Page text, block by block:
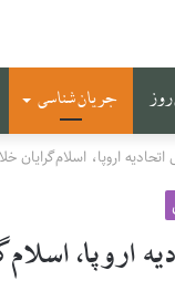
روز جریان شناسی
اروپا، اسلام‌گرایان
اروپا،